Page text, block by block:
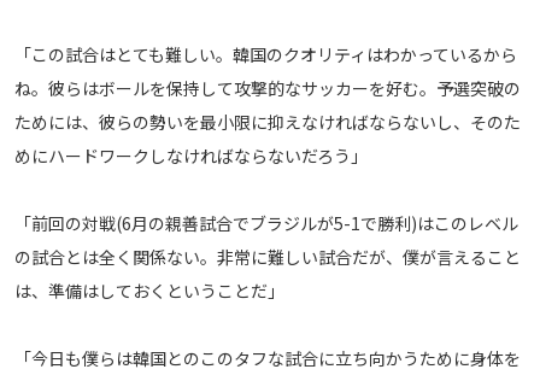
「この試合はとても難しい。韓国のクオリティはわかっているから
ね。彼らはボールを保持して攻撃的なサッカーを好む。予選突破の
ためには、彼らの勢いを最小限に抑えなければならないし、そのた
めにハードワークしなければならないだろう」
「前回の対戦(6月の親善試合でブラジルが5-1で勝利)はこのレベル
の試合とは全く関係ない。非常に難しい試合だが、僕が言えること
は、準備はしておくということだ」
「今日も僕らは韓国とのこのタフな試合に立ち向かうために身体を